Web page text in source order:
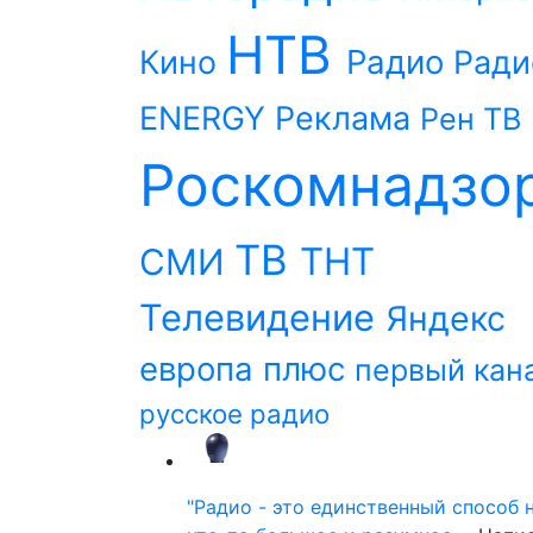
Кино НТВ Радио
ENERGY Реклама Рен ТВ
СМИ ТВ ТНТ
Телевидение Яндекс
европа плюс первый
русское радио
"Радио - это единственный способ